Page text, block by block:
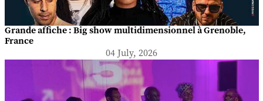
Grande affiche : Big show multidimensionnel à Grenoble,
France
04 July, 2026